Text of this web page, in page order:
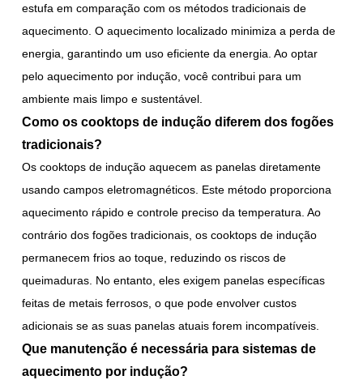
estufa em comparação com os métodos tradicionais de
aquecimento. O aquecimento localizado minimiza a perda de
energia, garantindo um uso eficiente da energia. Ao optar
pelo aquecimento por indução, você contribui para um
ambiente mais limpo e sustentável.
Como os cooktops de indução diferem dos fogões
tradicionais?
Os cooktops de indução aquecem as panelas diretamente
usando campos eletromagnéticos. Este método proporciona
aquecimento rápido e controle preciso da temperatura. Ao
contrário dos fogões tradicionais, os cooktops de indução
permanecem frios ao toque, reduzindo os riscos de
queimaduras. No entanto, eles exigem panelas específicas
feitas de metais ferrosos, o que pode envolver custos
adicionais se as suas panelas atuais forem incompatíveis.
Que manutenção é necessária para sistemas de
aquecimento por indução?